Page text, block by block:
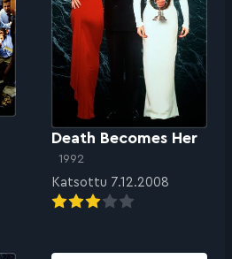
Death Becomes Her
1992
Katsottu 7.12.2008